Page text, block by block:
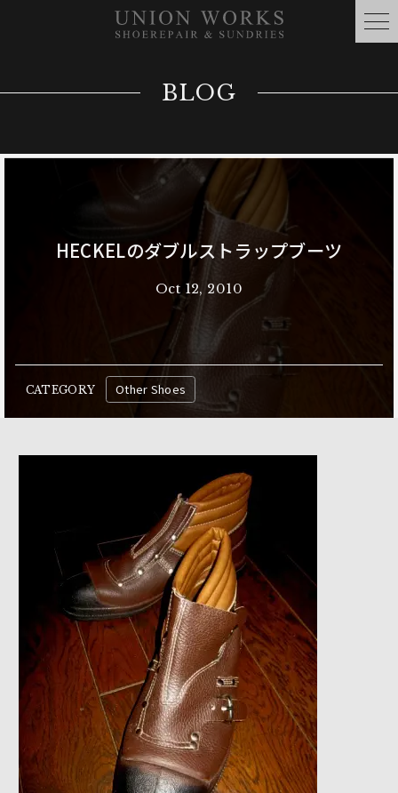
BLOG
HECKELのダブルストラップブーツ
Oct 12, 2010
CATEGORY Other Shoes